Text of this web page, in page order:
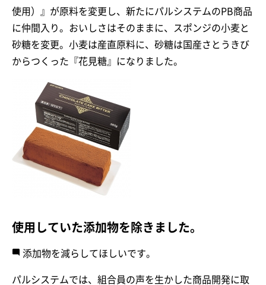
使用）』が原料を変更し、新たにパルシステムのPB商品
に仲間入り。おいしさはそのままに、スポンジの小麦と
砂糖を変更。小麦は産直原料に、砂糖は国産さとうきび
からつくった『花見糖』になりました。
使用していた添加物を除きました。
添加物を減らしてほしいです。
パルシステムでは、組合員の声を生かした商品開発に取